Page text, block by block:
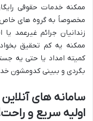
ممکنه خدمات حقوقی
مخصوصاً به گروه های خاص
زندانیان جرائم غیرعمد
ممکنه یه کم تحقیق
کمیته امداد یا حتی یه
بگردی و ببینی کدومشون
سامانه های
اولیه سریع و